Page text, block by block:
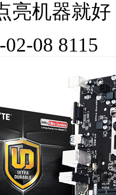
亮机器就
02-08 8115